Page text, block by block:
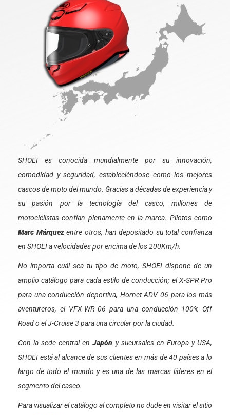
SHOEI es conocida mundialmente por su innovación,
comodidad y seguridad, estableciéndose como los mejores
cascos de moto del mundo. Gracias a décadas de experiencia y
su pasión por la tecnología del casco, millones de
motociclistas confían plenamente en la marca. Pilotos como
Marc Márquezentre otros, han depositado su total confianza
en SHOEI a velocidades por encima de los 200Km/h.
No importa cuál sea tu tipo de moto, SHOEI dispone de un
amplio catálogo para cada estilo de conducción; el X-SPR Pro
para una conducción deportiva, Hornet ADV 06 para los más
aventureros, el VFX-WR 06 para una conducción 100% Off
Road o el J-Cruise 3 para una circular por la ciudad.
Con la sede central enJapón y sucursales en Europa y USA,
SHOEI está al alcance de sus clientes en más de 40 países a lo
largo de todo el mundo y es una de las marcas líderes en el
segmento del casco.
Para visualizar el catálogo al completo no dude en visitar el sitio